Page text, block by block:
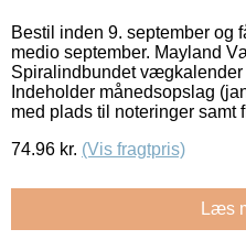
Bestil inden 9. september og
medio september. Mayland
Spiralindbundet vægkalender
Indeholder månedsopslag
med plads til noteringer samt
74.96 kr. (Vis fragtpris)
Læs